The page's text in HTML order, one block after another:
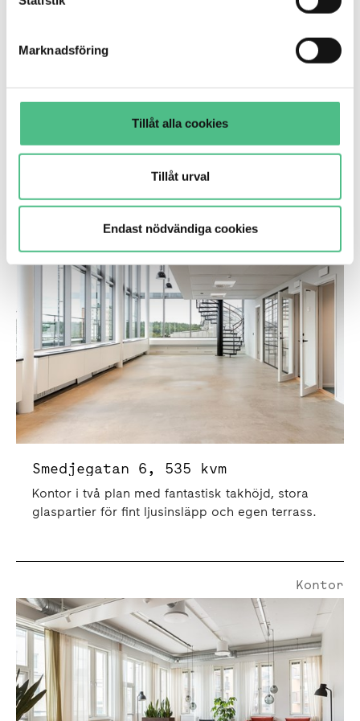
Marknadsföring
Tillåt alla cookies
Tillåt urval
Endast nödvändiga cookies
Smedjegatan 6 | 535 Kvm
Kontor
Smedjegatan 6, 535 kvm
Kontor i två plan med fantastisk takhöjd, stora
glaspartier för fint ljusinsläpp och egen terrass.
Nobelbergsgatan 6 | 569 Kvm
Kontor